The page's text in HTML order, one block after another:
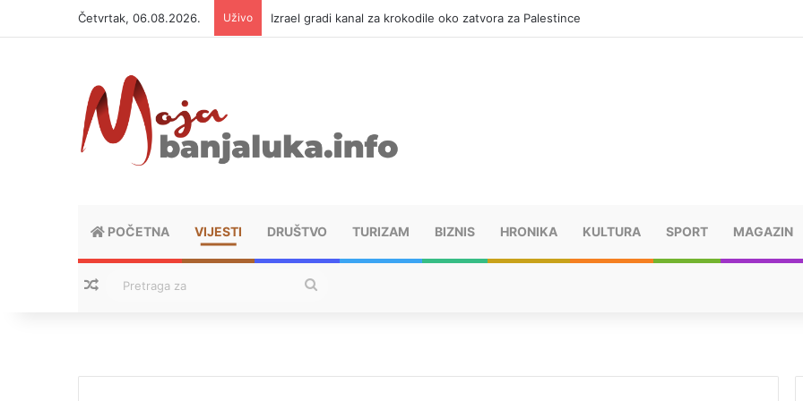
Četvrtak, 06.08.2026. Uživo Izrael gradi kanal za krokodile oko zatvora za Palestince
POČETNA VIJESTI DRUŠTVO TURIZAM BIZNIS HRONIKA KULTURA SPORT MAGAZIN
Nasumični tekstovi